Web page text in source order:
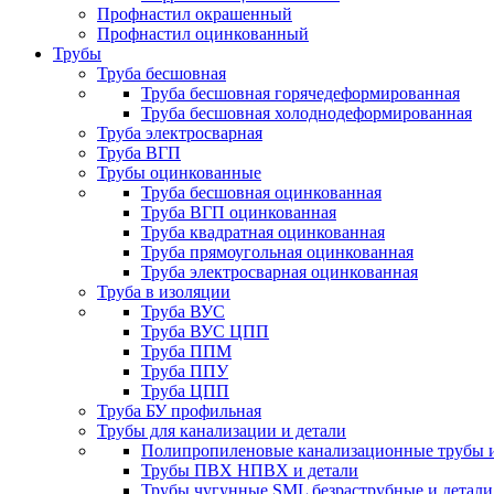
Профнастил окрашенный
Профнастил оцинкованный
Трубы
Труба бесшовная
Труба бесшовная горячедеформированная
Труба бесшовная холоднодеформированная
Труба электросварная
Труба ВГП
Трубы оцинкованные
Труба бесшовная оцинкованная
Труба ВГП оцинкованная
Труба квадратная оцинкованная
Труба прямоугольная оцинкованная
Труба электросварная оцинкованная
Труба в изоляции
Труба ВУС
Труба ВУС ЦПП
Труба ППМ
Труба ППУ
Труба ЦПП
Труба БУ профильная
Трубы для канализации и детали
Полипропиленовые канализационные трубы
Трубы ПВХ НПВХ и детали
Трубы чугунные SML безраструбные и детали